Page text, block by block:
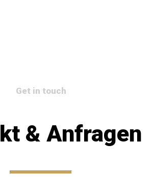
Get in touch
& Anfragen